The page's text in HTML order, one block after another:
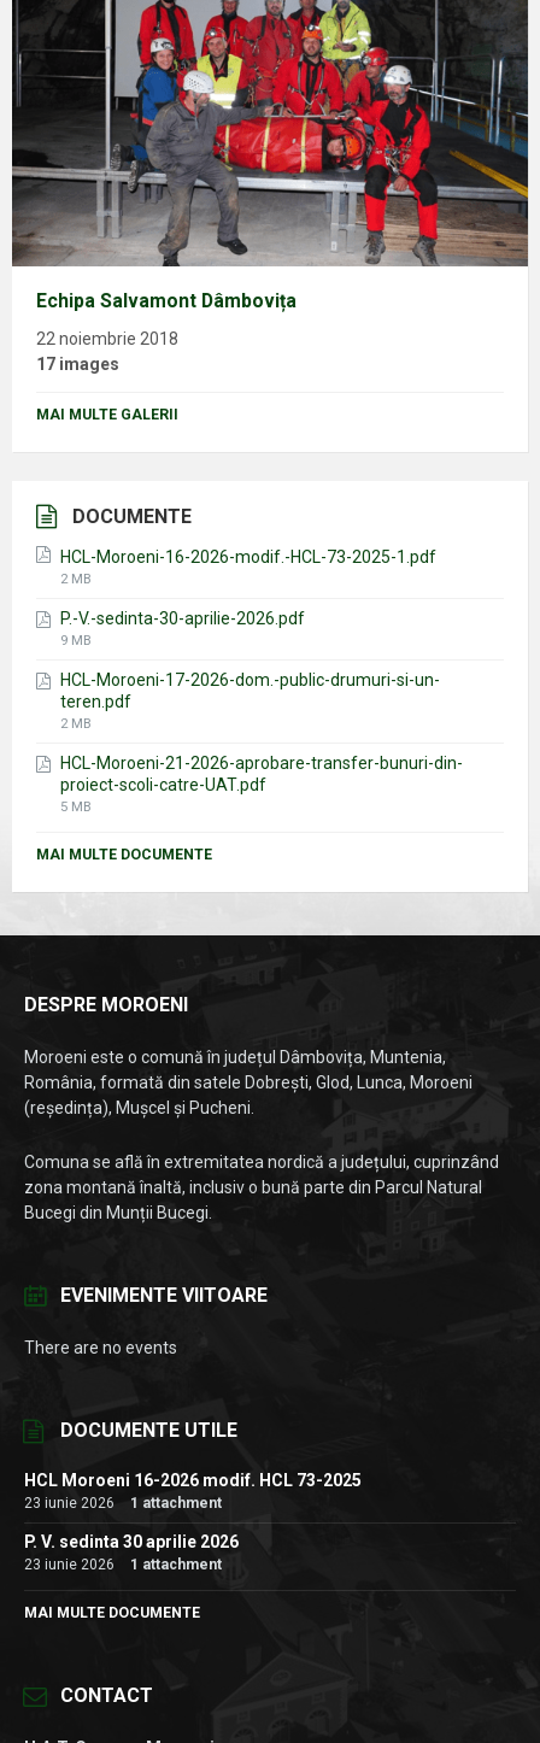
Echipa Salvamont Dâmbovița
22 noiembrie 2018
17 images
MAI MULTE GALERII
DOCUMENTE
HCL-Moroeni-16-2026-modif.-HCL-73-2025-1.pdf
File
2 MB
P.-V.-sedinta-30-aprilie-2026.pdf
File
9 MB
HCL-Moroeni-17-2026-dom.-public-drumuri-si-un-
teren.pdf
File
2 MB
HCL-Moroeni-21-2026-aprobare-transfer-bunuri-din-
proiect-scoli-catre-UAT.pdf
File
5 MB
MAI MULTE DOCUMENTE
DESPRE MOROENI
Moroeni este o comună în județul Dâmbovița, Muntenia,
România, formată din satele Dobrești, Glod, Lunca, Moroeni
(reședința), Mușcel și Pucheni.
Comuna se află în extremitatea nordică a județului, cuprinzând
zona montană înaltă, inclusiv o bună parte din Parcul Natural
Bucegi din Munții Bucegi.
EVENIMENTE VIITOARE
There are no events
DOCUMENTE UTILE
HCL Moroeni 16-2026 modif. HCL 73-2025
23 iunie 2026 1 attachment
P. V. sedinta 30 aprilie 2026
23 iunie 2026 1 attachment
MAI MULTE DOCUMENTE
CONTACT